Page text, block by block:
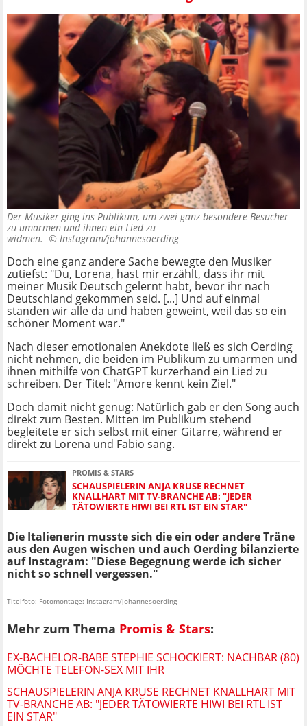
Der Musiker ging ins Publikum, um zwei ganz besondere Besucher
zu umarmen und ihnen ein Lied zu
widmen. © Instagram/johannesoerding
Doch eine ganz andere Sache bewegte den Musiker
zutiefst: "Du, Lorena, hast mir erzählt, dass ihr mit
meiner Musik Deutsch gelernt habt, bevor ihr nach
Deutschland gekommen seid. [...] Und auf einmal
standen wir alle da und haben geweint, weil das so ein
schöner Moment war."
Nach dieser emotionalen Anekdote ließ es sich Oerding
nicht nehmen, die beiden im Publikum zu umarmen und
ihnen mithilfe von ChatGPT kurzerhand ein Lied zu
schreiben. Der Titel: "Amore kennt kein Ziel."
Doch damit nicht genug: Natürlich gab er den Song auch
direkt zum Besten. Mitten im Publikum stehend
begleitete er sich selbst mit einer Gitarre, während er
direkt zu Lorena und Fabio sang.
PROMIS & STARS
SCHAUSPIELERIN ANJA KRUSE RECHNET
KNALLHART MIT TV-BRANCHE AB: "JEDER
TÄTOWIERTE HIWI BEI RTL IST EIN STAR"
Die Italienerin musste sich die ein oder andere Träne
aus den Augen wischen und auch Oerding bilanzierte
auf Instagram: "Diese Begegnung werde ich sicher
nicht so schnell vergessen."
Titelfoto: Fotomontage: Instagram/johannesoerding
Mehr zum Thema Promis & Stars:
EX-BACHELOR-BABE STEPHIE SCHOCKIERT: NACHBAR (80)
MÖCHTE TELEFON-SEX MIT IHR
SCHAUSPIELERIN ANJA KRUSE RECHNET KNALLHART MIT
TV-BRANCHE AB: "JEDER TÄTOWIERTE HIWI BEI RTL IST
EIN STAR"